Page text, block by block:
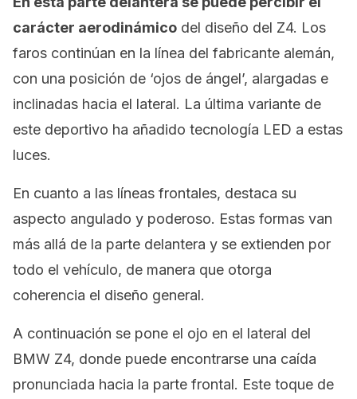
carácter aerodinámico del diseño del Z4. Los
faros continúan en la línea del fabricante alemán,
con una posición de ‘ojos de ángel’, alargadas e
inclinadas hacia el lateral. La última variante de
este deportivo ha añadido tecnología LED a estas
luces.
En cuanto a las líneas frontales, destaca su
aspecto angulado y poderoso. Estas formas van
más allá de la parte delantera y se extienden por
todo el vehículo, de manera que otorga
coherencia el diseño general.
A continuación se pone el ojo en el lateral del
BMW Z4, donde puede encontrarse una caída
pronunciada hacia la parte frontal. Este toque de